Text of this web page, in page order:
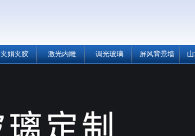
夹娟夹胶 激光内雕 调光玻璃 屏风背景墙